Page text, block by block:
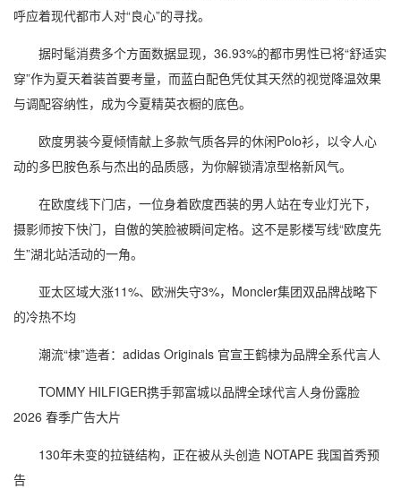
呼应着现代都市人对“良心”的寻找。
据时髦消费多个方面数据显现，36.93%的都市男性已将“舒适实
穿”作为夏天着装首要考量，而蓝白配色凭仗其天然的视觉降温效果
与调配容纳性，成为今夏精英衣橱的底色。
欧度男装今夏倾情献上多款气质各异的休闲Polo衫，以令人心
动的多巴胺色系与杰出的品质感，为你解锁清凉型格新风气。
在欧度线下门店，一位身着欧度西装的男人站在专业灯光下，
摄影师按下快门，自傲的笑脸被瞬间定格。这不是影楼写线“欧度先
生”湖北站活动的一角。
亚太区域大涨11%、欧洲失守3%，Moncler集团双品牌战略下
的冷热不均
潮流“棣”造者：adidas Originals 官宣王鹤棣为品牌全系代言人
TOMMY HILFIGER携手郭富城以品牌全球代言人身份露脸
2026 春季广告大片
130年未变的拉链结构，正在被从头创造 NOTAPE 我国首秀预
告